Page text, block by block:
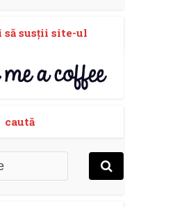
să susţii site-ul
caută